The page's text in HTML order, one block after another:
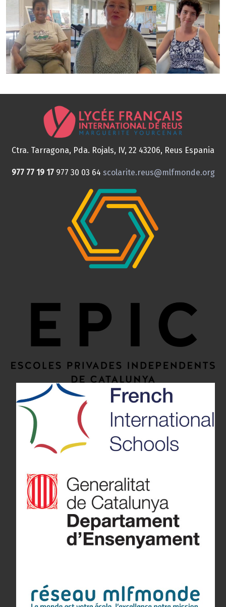
Ctra. Tarragona, Pda. Rojals, IV, 22 43206, Reus Espania
977 77 19 17 977 30 03 64 scolarite.reus@mlfmonde.org